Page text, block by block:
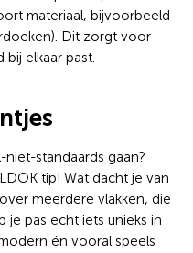
materiaal, bijvoorbeeld
Dit zorgt voor
elkaar past.
standaards gaan?
tip! Wat dacht je van
meerdere vlakken, die
je pas echt iets unieks in
én vooral speels